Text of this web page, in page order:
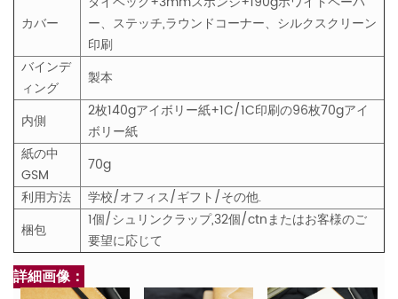
カバー
ー、ステッチ,ラウンドコーナー、シルクスクリーン
印刷
バインデ
ィング
製本
内側
2枚140gアイボリー紙+1C/1C印刷の96枚70gアイ
ボリー紙
紙の中
GSM
70g
利用方法
学校/オフィス/ギフト/その他.
梱包
1個/シュリンクラップ,32個/ctnまたはお客様のご
要望に応じて
詳細画像：